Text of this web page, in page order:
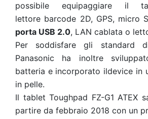
possibile equipaggiare il
lettore barcode 2D, GPS, micro
porta USB 2.0, LAN cablata o
Per soddisfare gli standard
Panasonic ha inoltre
batteria e incorporato ildevice in
in pelle.
Il tablet Toughpad FZ-G1 ATEX
partire da febbraio 2018 con un